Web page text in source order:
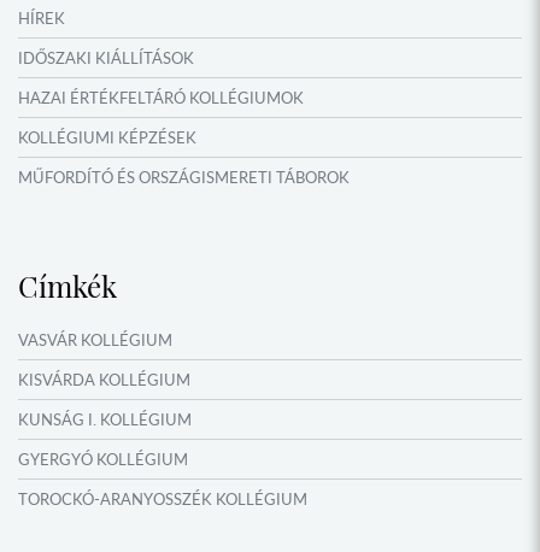
NYÁRI TÁBOROK
OKTATÁS, KULTÚRA
HÍREK
IDŐSZAKI KIÁLLÍTÁSOK
HAZAI ÉRTÉKFELTÁRÓ KOLLÉGIUMOK
KOLLÉGIUMI KÉPZÉSEK
MŰFORDÍTÓ ÉS ORSZÁGISMERETI TÁBOROK
Címkék
VASVÁR KOLLÉGIUM
KISVÁRDA KOLLÉGIUM
KUNSÁG I. KOLLÉGIUM
GYERGYÓ KOLLÉGIUM
TOROCKÓ-ARANYOSSZÉK KOLLÉGIUM